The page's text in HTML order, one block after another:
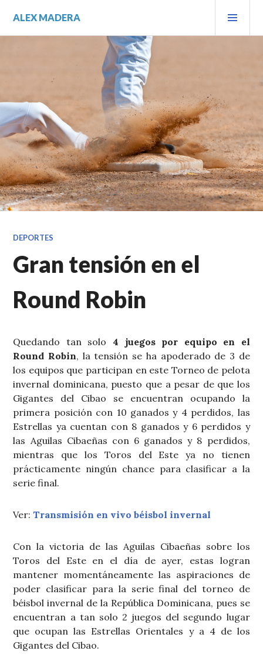
contenido.
ALEX MADERA
DEPORTES
Gran tensión en el
Round Robin
Quedando tan solo 4 juegos por equipo en el
Round Robin, la tensión se ha apoderado de 3 de
los equipos que participan en este Torneo de pelota
invernal dominicana, puesto que a pesar de que los
Gigantes del Cibao se encuentran ocupando la
primera posición con 10 ganados y 4 perdidos, las
Estrellas ya cuentan con 8 ganados y 6 perdidos y
las Aguilas Cibaeñas con 6 ganados y 8 perdidos,
mientras que los Toros del Este ya no tienen
prácticamente ningún chance para clasificar a la
serie final.
Ver: Transmisión en vivo béisbol invernal
Con la victoria de las Aguilas Cibaeñas sobre los
Toros del Este en el día de ayer, estas logran
mantener momentáneamente las aspiraciones de
poder clasificar para la serie final del torneo de
béisbol invernal de la República Dominicana, pues se
encuentran a tan solo 2 juegos del segundo lugar
que ocupan las Estrellas Orientales y a 4 de los
Gigantes del Cibao.